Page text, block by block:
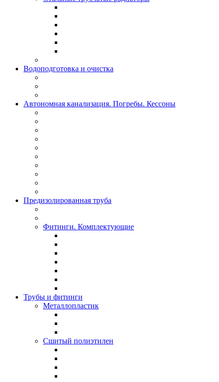
Водоподготовка и очистка
Автономная канализация. Погребы. Кессоны
Предизолированная труба
Фитинги. Комплектующие
Трубы и фитинги
Металлопластик
Сшитый полиэтилен